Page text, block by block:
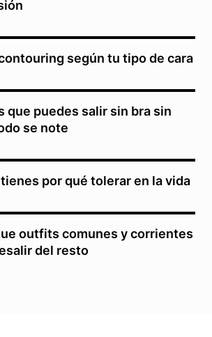
según tu tipo de cara
que puedes salir sin bra sin
se note
por qué tolerar en la vida
outfits comunes y corrientes
del resto